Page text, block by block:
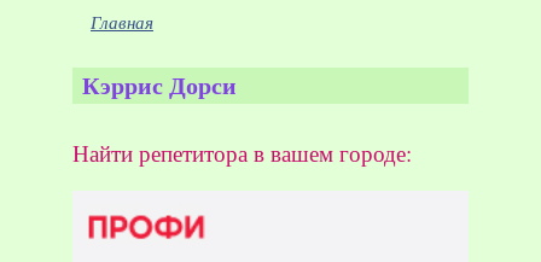
Вы здесь
Главная
Кэррис Дорси
Найти репетитора в вашем городе: